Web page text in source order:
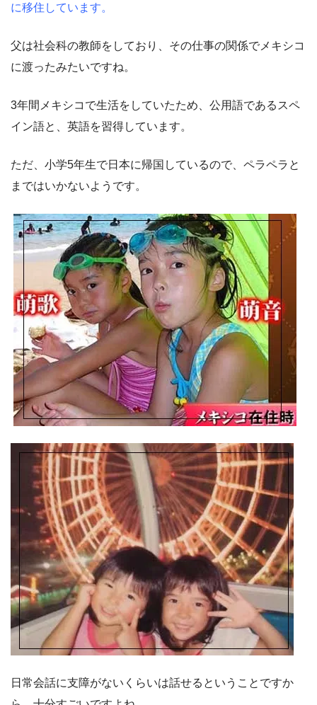
に移住しています。
父は社会科の教師をしており、その仕事の関係でメキシコ
に渡ったみたいですね。
3年間メキシコで生活をしていたため、公用語であるスペ
イン語と、英語を習得しています。
ただ、小学5年生で日本に帰国しているので、ペラペラと
まではいかないようです。
日常会話に支障がないくらいは話せるということですか